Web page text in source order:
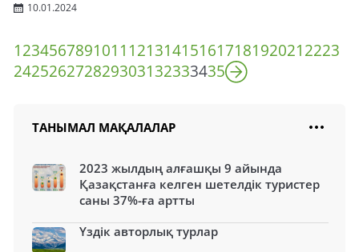
10.01.2024
1234567891011 121314151617181920212223
242526272829303132333435
ТАНЫМАЛ МАҚАЛАЛАР
2023 жылдың алғашқы 9 айында
Қазақстанға келген шетелдік туристер
саны 37%-ға артты
Үздік авторлық турлар